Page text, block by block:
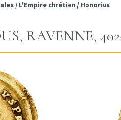
/ L'Empire chrétien / Honorius
RAVENNE,